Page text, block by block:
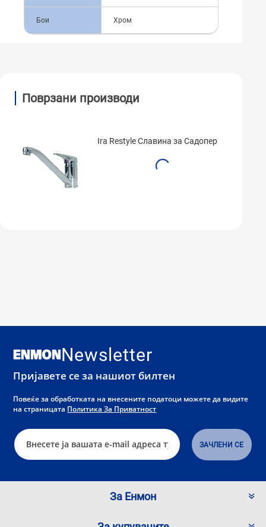
Бои Хром
Поврзани производи
Ira Restyle Славина за Садопер
Newsletter
Пријавете се за нашиот билтен
Повеќе за обработката на внесените податоци можете да видите
на страницата Политика За Приватност
За Енмон